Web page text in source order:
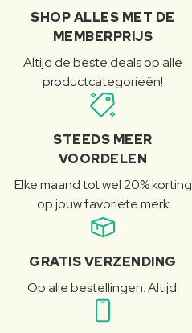
SHOP ALLES MET DE
MEMBERPRIJS
Altijd de beste deals op alle
productcategorieën!
STEEDS MEER
VOORDELEN
Elke maand tot wel 20% korting
op jouw favoriete merk
GRATIS VERZENDING
Op alle bestellingen. Altijd.